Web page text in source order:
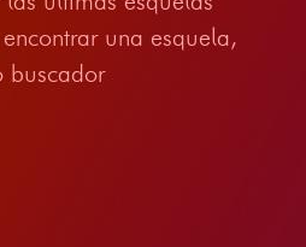
una esquela,
buscador